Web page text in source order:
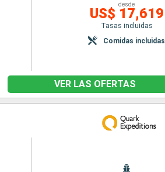
desde
US$ 17,619
Tasas incluidas
Comidas incluidas
VER LAS OFERTAS